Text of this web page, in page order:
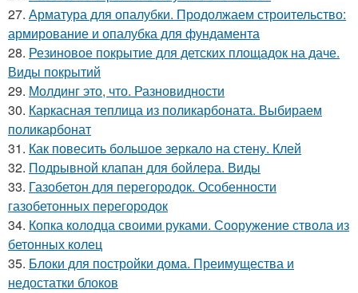
27. Арматура для опалубки. Продолжаем строительство:
армирование и опалубка для фундамента
28. Резиновое покрытие для детских площадок на даче.
Виды покрытий
29. Молдинг это, что. Разновидности
30. Каркасная теплица из поликарбоната. Выбираем
поликарбонат
31. Как повесить большое зеркало на стену. Клей
32. Подрывной клапан для бойлера. Виды
33. Газобетон для перегородок. Особенности
газобетонных перегородок
34. Копка колодца своими руками. Сооружение ствола из
бетонных колец
35. Блоки для постройки дома. Преимущества и
недостатки блоков